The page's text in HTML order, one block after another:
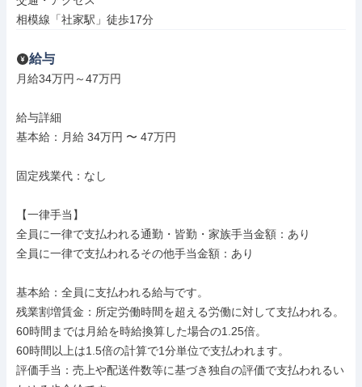
相模線「社家駅」徒歩17分
給与
月給34万円～47万円
給与詳細
基本給：月給 34万円 〜 47万円
固定残業代：なし
【一律手当】
全員に一律で支払われる通勤・皆勤・家族手当金額：あり
全員に一律で支払われるその他手当金額：あり
基本給：全員に支払われる給与です。
残業割増賃金：所定労働時間を超える労働に対して支払われる。
60時間までは月給を時給換算した場合の1.25倍。
60時間以上は1.5倍の計算で1分単位で支払われます。
評価手当：売上や配送件数等に基づき独自の評価で支払われるい